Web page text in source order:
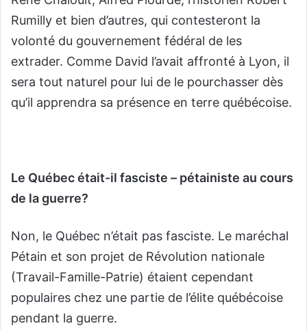
Rumilly et bien d’autres, qui contesteront la
volonté du gouvernement fédéral de les
extrader. Comme David l’avait affronté à Lyon, il
sera tout naturel pour lui de le pourchasser dès
qu’il apprendra sa présence en terre québécoise.
Le Québec était-il fasciste – pétainiste au cours
de la guerre?
Non, le Québec n’était pas fasciste. Le maréchal
Pétain et son projet de Révolution nationale
(Travail-Famille-Patrie) étaient cependant
populaires chez une partie de l’élite québécoise
pendant la guerre.